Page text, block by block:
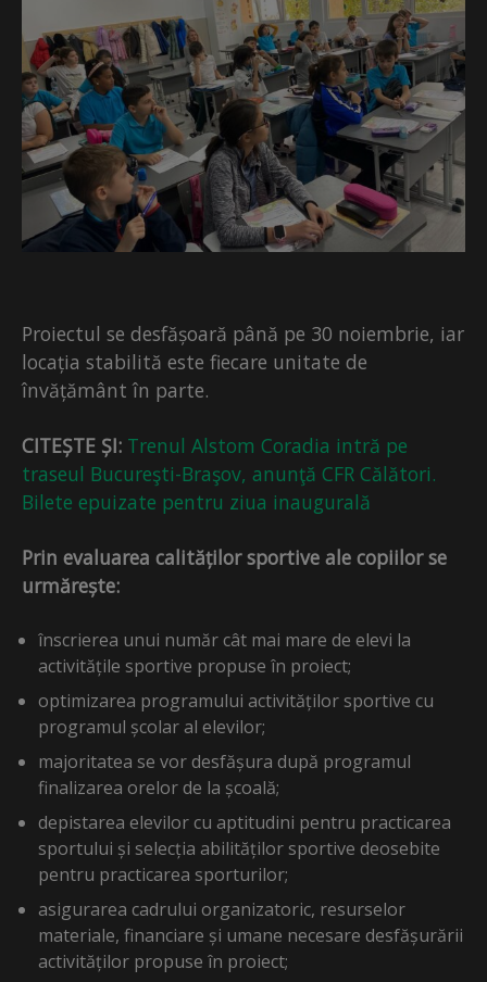
Proiectul se desfășoară până pe 30 noiembrie, iar
locația stabilită este fiecare unitate de
învățământ în parte.
CITEȘTE ȘI: Trenul Alstom Coradia intră pe
traseul Bucureşti-Braşov, anunţă CFR Călători.
Bilete epuizate pentru ziua inaugurală
Prin evaluarea calităților sportive ale copiilor se
urmărește:
înscrierea unui număr cât mai mare de elevi la
activitățile sportive propuse în proiect;
optimizarea programului activităților sportive cu
programul școlar al elevilor;
majoritatea se vor desfășura după programul
finalizarea orelor de la școală;
depistarea elevilor cu aptitudini pentru practicarea
sportului și selecția abilităților sportive deosebite
pentru practicarea sporturilor;
asigurarea cadrului organizatoric, resurselor
materiale, financiare și umane necesare desfășurării
activităților propuse în proiect;